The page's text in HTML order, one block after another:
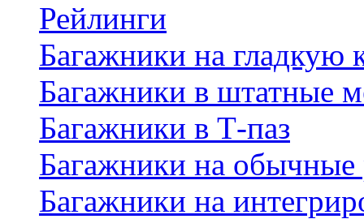
Рейлинги
Багажники на гладкую
Багажники в штатные
Багажники в Т-паз
Багажники на обычные
Багажники на